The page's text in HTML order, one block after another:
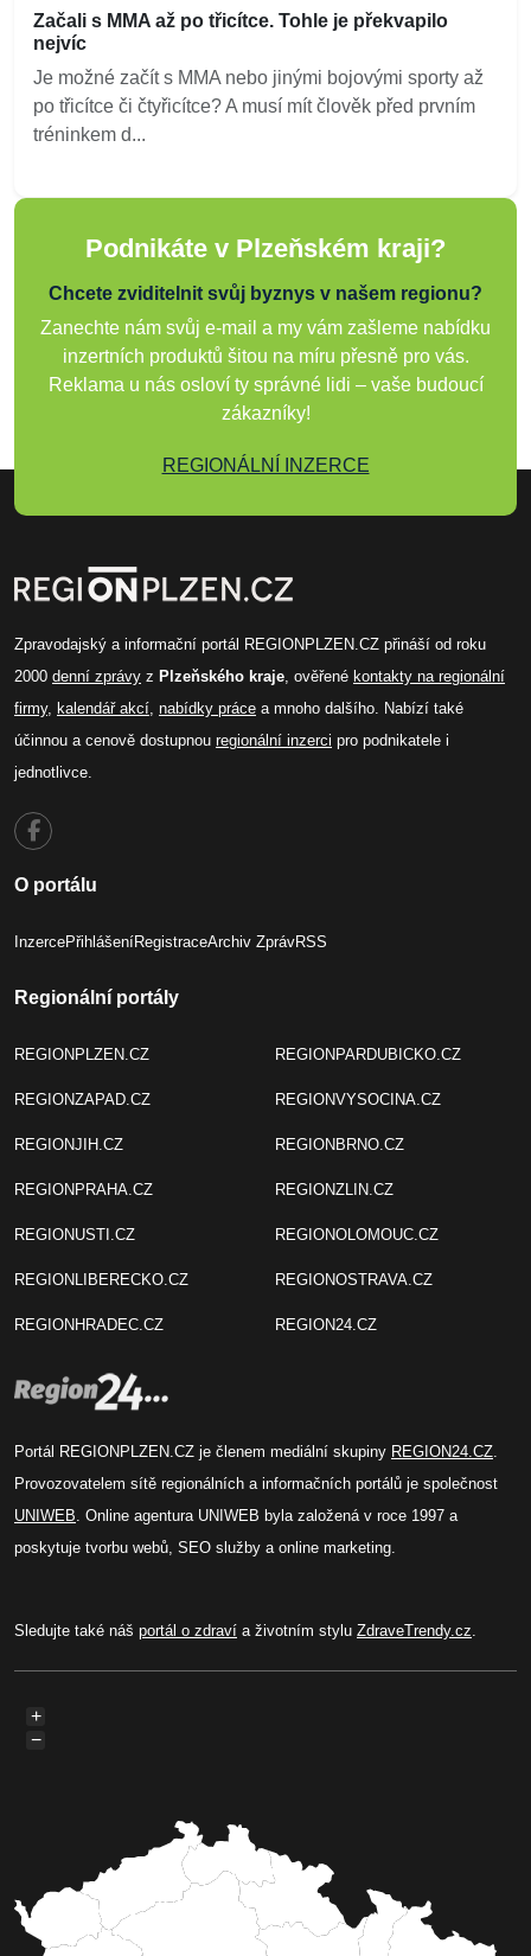
Začali s MMA až po třicítce. Tohle je překvapilo
nejvíc
Je možné začít s MMA nebo jinými bojovými sporty až
po třicítce či čtyřicítce? A musí mít člověk před prvním
tréninkem d...
Podnikáte v Plzeňském kraji?
Chcete zviditelnit svůj byznys v našem regionu?
Zanechte nám svůj e-mail a my vám zašleme nabídku
inzertních produktů šitou na míru přesně pro vás.
Reklama u nás osloví ty správné lidi – vaše budoucí
zákazníky!
REGIONÁLNÍ INZERCE
Zpravodajský a informační portál REGIONPLZEN.CZ přináší od roku
2000 denní zprávy z Plzeňského kraje , ověřené kontakty na regionální
firmy, kalendář akcí nabídky práce a mnoho dalšího. Nabízí také
účinnou a cenově dostupnou regionální inzerci pro podnikatele i
jednotlivce.
O portálu
InzercePřihlášeníRegistraceArchiv ZprávRSS
Regionální portály
REGIONPLZEN.CZ
REGIONZAPAD.CZ
REGIONJIH.CZ
REGIONPRAHA.CZ
REGIONUSTI.CZ
REGIONLIBERECKO.CZ
REGIONHRADEC.CZ
REGIONPARDUBICKO.CZ
REGIONVYSOCINA.CZ
REGIONBRNO.CZ
REGIONZLIN.CZ
REGIONOLOMOUC.CZ
REGIONOSTRAVA.CZ
REGION24.CZ
Portál REGIONPLZEN.CZ je členem mediální skupiny REGION24.CZ
Provozovatelem sítě regionálních a informačních portálů je společnost
UNIWEB . Online agentura UNIWEB byla založená v roce 1997 a
poskytuje tvorbu webů, SEO služby a online marketing.
Sledujte také náš portál o zdraví a životním stylu ZdraveTrendy.cz
+
−